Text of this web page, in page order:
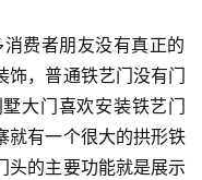
饰，普通铁艺门没有门
大门喜欢安装铁艺门
就有一个很大的拱形铁
头的主要功能就是展示